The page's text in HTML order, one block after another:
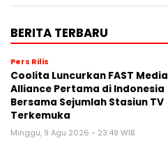
BERITA TERBARU
Pers Rilis
Coolita Luncurkan FAST Media
Alliance Pertama di Indonesia
Bersama Sejumlah Stasiun TV
Terkemuka
Minggu, 9 Agu 2026 - 23:49 WIB